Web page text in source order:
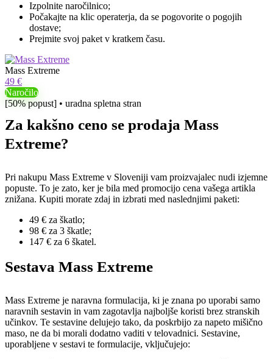
Izpolnite naročilnico;
Počakajte na klic operaterja, da se pogovorite o pogojih
dostave;
Prejmite svoj paket v kratkem času.
Mass Extreme
49 €
Naročilo
[50% popust] • uradna spletna stran
Za kakšno ceno se prodaja Mass
Extreme?
Pri nakupu Mass Extreme v Sloveniji vam proizvajalec nudi izjemne
popuste. To je zato, ker je bila med promocijo cena vašega artikla
znižana. Kupiti morate zdaj in izbrati med naslednjimi paketi:
49 € za škatlo;
98 € za 3 škatle;
147 € za 6 škatel.
Sestava Mass Extreme
Mass Extreme je naravna formulacija, ki je znana po uporabi samo
naravnih sestavin in vam zagotavlja najboljše koristi brez stranskih
učinkov. Te sestavine delujejo tako, da poskrbijo za napeto mišično
maso, ne da bi morali dodatno vaditi v telovadnici. Sestavine,
uporabljene v sestavi te formulacije, vključujejo: